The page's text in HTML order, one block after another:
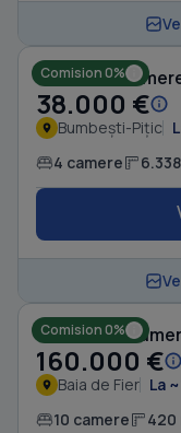
Comision 0%
Casă cu 4
38.000 €
Bumbești-Pițic
4 camere
Comision 0%
160.000 €
Baia de Fier La
10 camere 420